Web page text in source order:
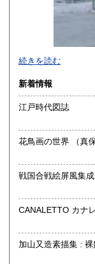
最寄駅：小川町駅
営業時間：源喜堂
定休日：日曜 祭日
書籍の買取について
美術一般、江戸期
等、誠実に評価、
美術工芸、古典籍
展覧会図録、写真
続きを読む
新着情報
江戸時代図誌
花鳥画の
戦国合戦絵屏風集成
加山又造素描集 :